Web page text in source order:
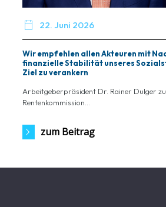
 22. Juni 2026
Wir empfehlen allen Akteuren mit
finanzielle Stabilität unseres
Ziel zu verankern
Arbeitgeberpräsident Dr. Rainer Dulger
Rentenkommission...
zum Beitrag